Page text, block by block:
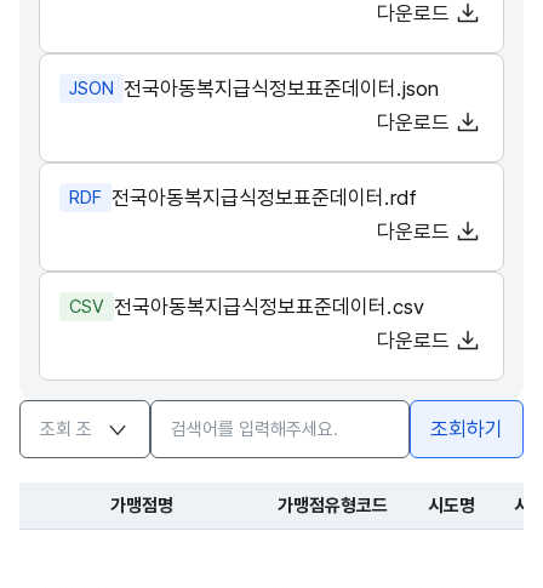
다운로드
JSON 전국아동복지급식정보표준데이터.json
다운로드
RDF 전국아동복지급식정보표준데이터.rdf
다운로드
CSV 전국아동복지급식정보표준데이터.csv
다운로드
검색옵션 검색어 입력창
조회하기
가맹점명 가맹점유형코드 시도명 시